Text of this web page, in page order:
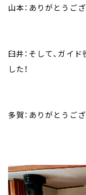
山本：ありがとうご
臼井：そして、ガイ
した！
多賀：ありがとうご